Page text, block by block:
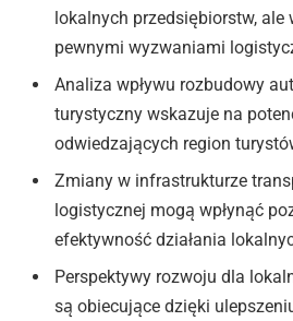
lokalnych przedsiębiorstw, ale
pewnymi wyzwaniami
Analiza wpływu rozbudowy
turystyczny wskazuje na
odwiedzających region
Zmiany w infrastrukturze
logistycznej mogą wpłynąć
efektywność działania
Perspektywy rozwoju dla
są obiecujące dzięki